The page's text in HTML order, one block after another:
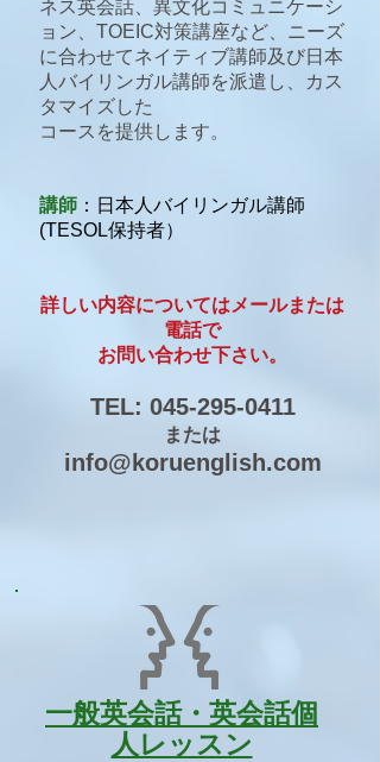
一般英会話・英会話個
人レッスン
ネス英会話、異文化コミュニケーシ
ョン、TOEIC対策講座など、ニーズ
に合わせてネイティブ講師及び日本
人バイリンガル講師を派遣し、カス
タマイズした
コースを提供します。
講師 ：日本人バイリンガル講師
(TESOL保持者）
詳しい内容についてはメールまたは
電話で
お問い合わせ下さい。
TEL: 045-295-0411
または
info@koruenglish.com